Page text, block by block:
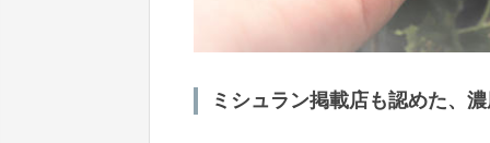
ミシュラン掲載店も認めた、